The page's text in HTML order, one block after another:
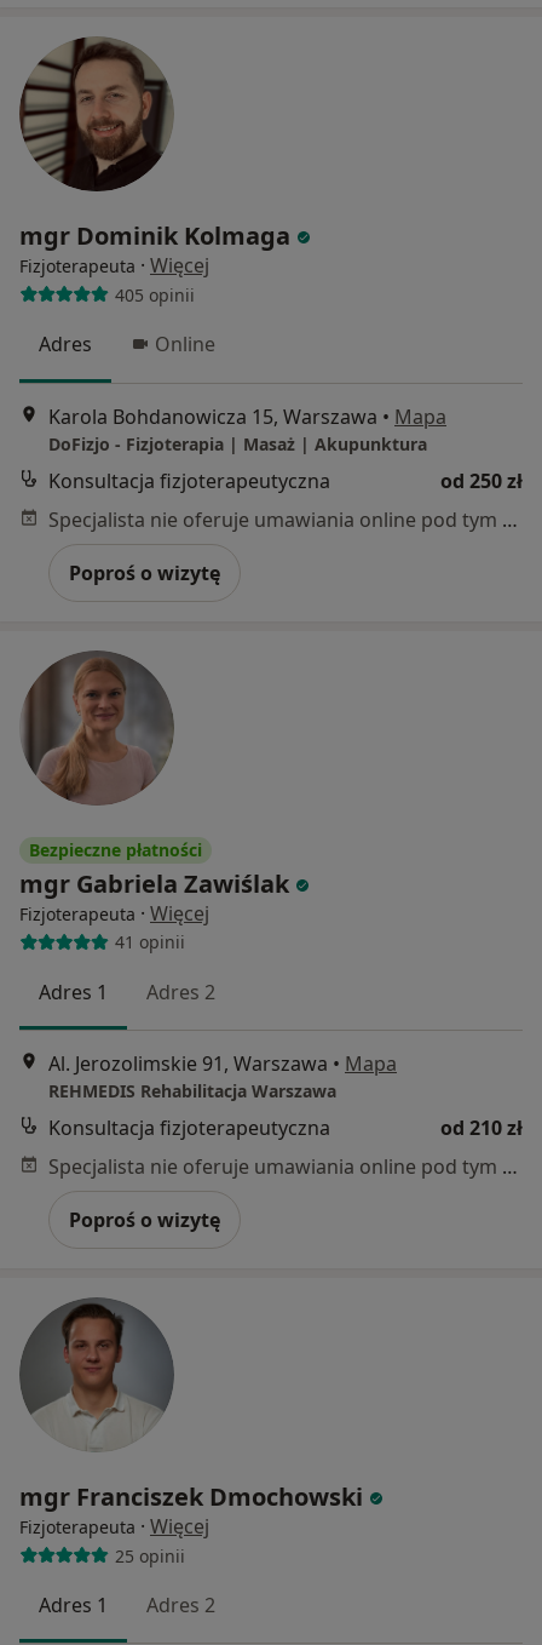
mgr Dominik Kolmaga
Fizjoterapeuta · Więcej
405 opinii
Adres Online
Karola Bohdanowicza 15, Warszawa • Mapa
DoFizjo - Fizjoterapia | Masaż | Akupunktura
Konsultacja fizjoterapeutyczna
od 250 zł
Specjalista nie oferuje umawiania online pod tym adresem.
Poproś o wizytę
Bezpieczne płatności
mgr Gabriela Zawiślak
Fizjoterapeuta · Więcej
41 opinii
Adres 1 Adres 2
Al. Jerozolimskie 91, Warszawa • Mapa
REHMEDIS Rehabilitacja Warszawa
Konsultacja fizjoterapeutyczna
od 210 zł
Specjalista nie oferuje umawiania online pod tym adresem.
Poproś o wizytę
mgr Franciszek Dmochowski
Fizjoterapeuta · Więcej
25 opinii
Adres 1 Adres 2